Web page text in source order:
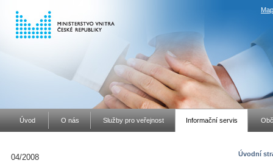
Úvod O nás Služby pro veřejnost Informační servis
Úvodní
04/2008